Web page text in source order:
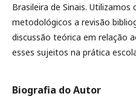
Brasileira de Sinais.
metodológicos a revisão
discussão teórica em relação
esses sujeitos na prática
Biografia do Autor